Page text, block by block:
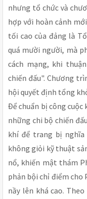
nhưng tổ chức và
hợp với hoàn cảnh
tối cao của đảng là
quá mười người, mà
cách mạng, khi
chiến đấu". Chương
hội quyết định tổng
Ðể chuẩn bị công
những chi bộ chiến
khí để trang bị nghĩa
không giỏi kỹ thuật
nổ, khiến mật thám
phản bội chỉ điểm cho
nầy lên khá cao.